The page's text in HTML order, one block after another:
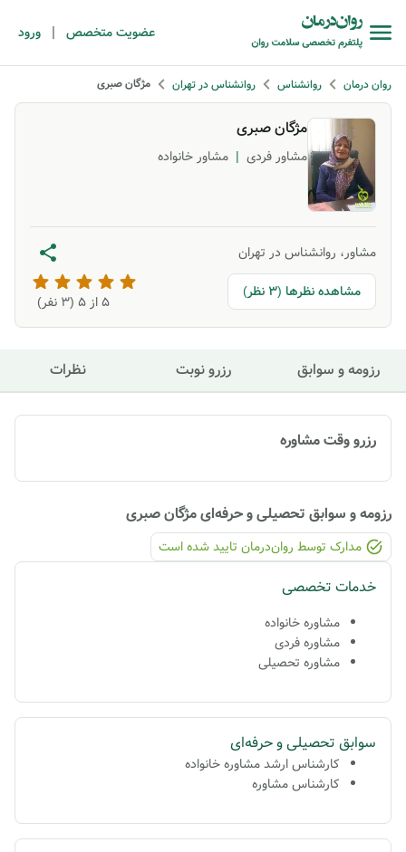
عضویت متخصص | ورود
روان درمان روانشناس روانشناس در تهران مژگان صبری
مژگان صبری
مشاور فردی | مشاور خانواده
مشاور، روانشناس در تهران
مشاهده نظرها (3 نظر)
5از ۵ ( 3 نفر)
رزومه و سوابق رزرو نوبت نظرات
رزرو وقت مشاوره
رزومه و سوابق تحصیلی و حرفه‌ایمژگان صبری
مدارک توسط روان‌درمان تایید شده ‌است
خدمات تخصصی
مشاوره خانواده
مشاوره فردی
مشاوره تحصیلی
سوابق تحصیلی و حرفه‌ای
کارشناس ارشد مشاوره خانواده
کارشناس مشاوره